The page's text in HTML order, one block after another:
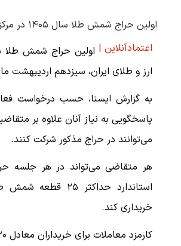
اولین حراج شمش طلا سال ۱۴۰۵ در مرکز مبادله ارز و طلای ایران، سیزدهم اردیبهشت ماه برگزار می‌شود.
اعتمادآنلاین |
ارز و طلای ایران، سیزدهم اردیبهشت
به گزارش ایسنا، حسب درخواست
پاسخگویی به نیاز آنان علاوه بر
می‌توانند در حراج مذکور شرکت کنند.
هر متقاضی می‌تواند در هر
خریداری کند.
کارمزد معاملات برای خریداران معادل ۲۰ میلیون ریال به ازای هر شمش طلا خواهد بود.